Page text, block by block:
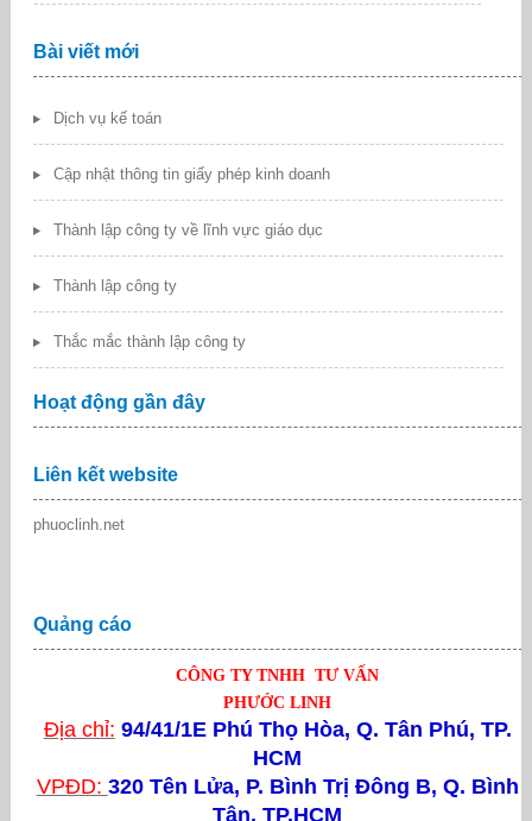
Bài viết mới
Dịch vụ kế toán
Cập nhật thông tin giấy phép kinh doanh
Thành lập công ty về lĩnh vực giáo dục
Thành lập công ty
Thắc mắc thành lập công ty
Hoạt động gần đây
Liên kết website
phuoclinh.net
Quảng cáo
CÔNG TY TNHH TƯ VẤN
PHƯỚC LINH
Địa chỉ: 94/41/1E Phú Thọ Hòa, Q. Tân Phú, TP.
HCM
VPĐD: 320 Tên Lửa, P. Bình Trị Đông B, Q. Bình
Tân, TP.HCM